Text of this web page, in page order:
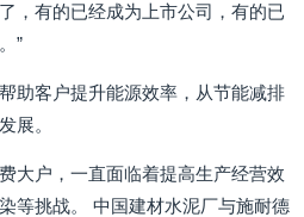
，有的已经成为上市公司，有的已
”
助客户提升能源效率，从节能减排
展。
大户，一直面临着提高生产经营效
等挑战。 中国建材水泥厂与施耐德